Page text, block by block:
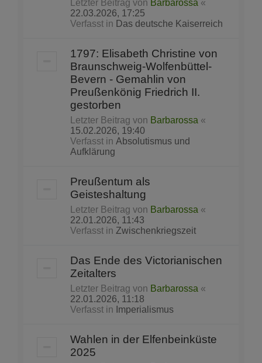
Letzter Beitrag von Barbarossa «
22.03.2026, 17:25
Verfasst in Das deutsche Kaiserreich
1797: Elisabeth Christine von
Braunschweig-Wolfenbüttel-
Bevern - Gemahlin von
Preußenkönig Friedrich II.
gestorben
Letzter Beitrag von Barbarossa «
15.02.2026, 19:40
Verfasst in Absolutismus und
Aufklärung
Preußentum als
Geisteshaltung
Letzter Beitrag von Barbarossa «
22.01.2026, 11:43
Verfasst in Zwischenkriegszeit
Das Ende des Victorianischen
Zeitalters
Letzter Beitrag von Barbarossa «
22.01.2026, 11:18
Verfasst in Imperialismus
Wahlen in der Elfenbeinküste
2025